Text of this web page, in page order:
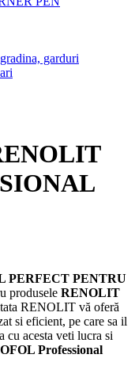
garduri
PERFECT PENTRU
produsele RENOLIT
RENOLIT vă oferă
si eficient, pe care sa il
cu acesta veti lucra si
Professional